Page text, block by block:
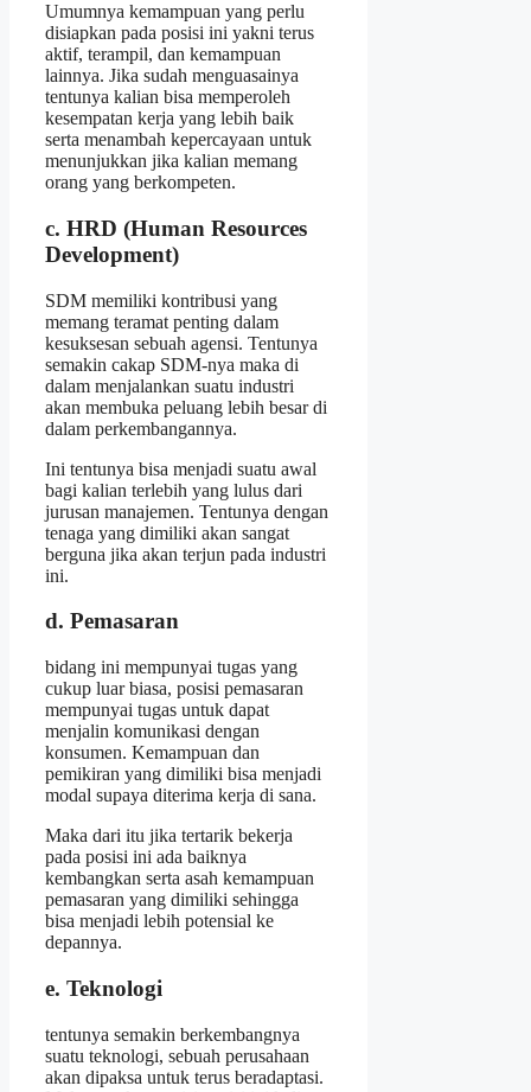
Umumnya kemampuan yang perlu
disiapkan pada posisi ini yakni terus
aktif, terampil, dan kemampuan
lainnya. Jika sudah menguasainya
tentunya kalian bisa memperoleh
kesempatan kerja yang lebih baik
serta menambah kepercayaan untuk
menunjukkan jika kalian memang
orang yang berkompeten.
c. HRD (Human Resources
Development)
SDM memiliki kontribusi yang
memang teramat penting dalam
kesuksesan sebuah agensi. Tentunya
semakin cakap SDM-nya maka di
dalam menjalankan suatu industri
akan membuka peluang lebih besar di
dalam perkembangannya.
Ini tentunya bisa menjadi suatu awal
bagi kalian terlebih yang lulus dari
jurusan manajemen. Tentunya dengan
tenaga yang dimiliki akan sangat
berguna jika akan terjun pada industri
ini.
d. Pemasaran
bidang ini mempunyai tugas yang
cukup luar biasa, posisi pemasaran
mempunyai tugas untuk dapat
menjalin komunikasi dengan
konsumen. Kemampuan dan
pemikiran yang dimiliki bisa menjadi
modal supaya diterima kerja di sana.
Maka dari itu jika tertarik bekerja
pada posisi ini ada baiknya
kembangkan serta asah kemampuan
pemasaran yang dimiliki sehingga
bisa menjadi lebih potensial ke
depannya.
e. Teknologi
tentunya semakin berkembangnya
suatu teknologi, sebuah perusahaan
akan dipaksa untuk terus beradaptasi.